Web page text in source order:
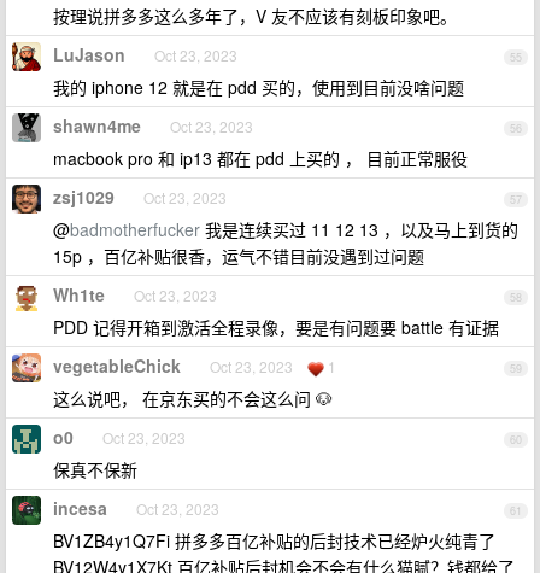
按理说拼多多这么多年了，V 友不应该有刻板印象吧。
55
LuJason Oct 23, 2023
我的 iphone 12 就是在 pdd 买的，使用到目前没啥问题
56
shawn4me Oct 23, 2023
macbook pro 和 ip13 都在 pdd 上买的 ， 目前正常服役
57
zsj1029 Oct 23, 2023
@badmotherfucker 我是连续买过 11 12 13 ，以及马上到货的
15p ，百亿补贴很香，运气不错目前没遇到过问题
58
Wh1te Oct 23, 2023
PDD 记得开箱到激活全程录像，要是有问题要 battle 有证据
59
vegetableChick Oct 23, 2023 1
这么说吧， 在京东买的不会这么问 🐶
60
o0 Oct 23, 2023
保真不保新
61
incesa Oct 23, 2023
BV1ZB4y1Q7Fi 拼多多百亿补贴的后封技术已经炉火纯青了
BV12W4y1X7Kt 百亿补贴后封机会不会有什么猫腻？钱都给了